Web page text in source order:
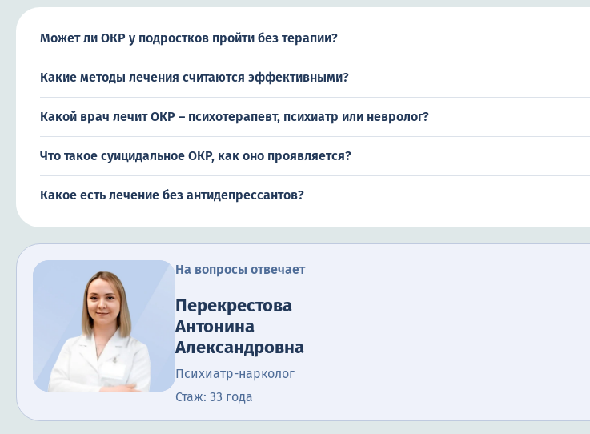
Может ли ОКР у подростков пройти без терапии?
Какие методы лечения считаются эффективными?
Какой врач лечит ОКР – психотерапевт, психиатр или невролог?
Что такое суицидальное ОКР, как оно проявляется?
Какое есть лечение без антидепрессантов?
На вопросы отвечает
Перекрестова
Антонина
Александровна
Психиатр-нарколог
Стаж: 33 года